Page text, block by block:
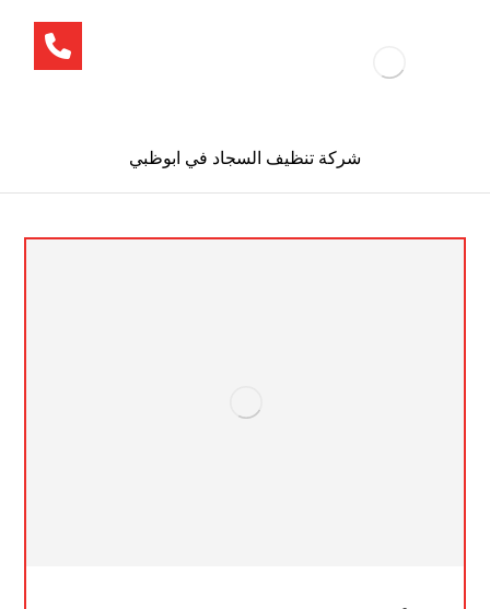
شركة تنظيف السجاد في ابوظبي